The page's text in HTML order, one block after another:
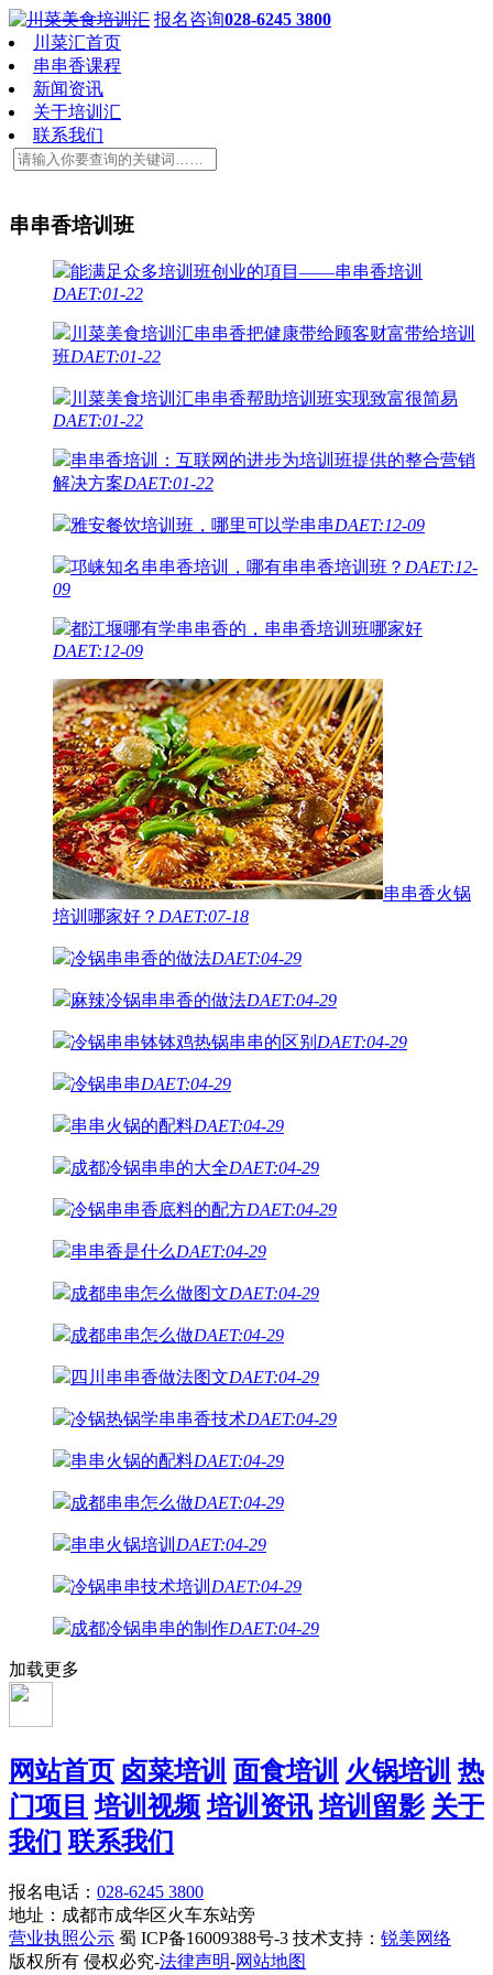
报名咨询028-6245 3800
川菜汇首页
串串香课程
新闻资讯
关于培训汇
联系我们
串串香培训班
能满足众多培训班创业的項目——串串香培训
DAET:01-22
川菜美食培训汇串串香把健康带给顾客财富带给培训
班DAET:01-22
川菜美食培训汇串串香帮助培训班实现致富很简易
DAET:01-22
串串香培训：互联网的进步为培训班提供的整合营销
解决方案DAET:01-22
雅安餐饮培训班，哪里可以学串串DAET:12-09
邛崃知名串串香培训，哪有串串香培训班？ DAET:12-
09
都江堰哪有学串串香的，串串香培训班哪家好
DAET:12-09
串串香火锅
培训哪家好？ DAET:07-18
冷锅串串香的做法DAET:04-29
麻辣冷锅串串香的做法DAET:04-29
冷锅串串钵钵鸡热锅串串的区别 DAET:04-29
冷锅串串DAET:04-29
串串火锅的配料DAET:04-29
成都冷锅串串的大全DAET:04-29
冷锅串串香底料的配方DAET:04-29
串串香是什么DAET:04-29
成都串串怎么做图文DAET:04-29
成都串串怎么做DAET:04-29
四川串串香做法图文DAET:04-29
冷锅热锅学串串香技术DAET:04-29
串串火锅的配料DAET:04-29
成都串串怎么做DAET:04-29
串串火锅培训 DAET:04-29
冷锅串串技术培训 DAET:04-29
成都冷锅串串的制作DAET:04-29
加载更多
网站首页 卤菜培训 面食培训 火锅培训 热
门项目 培训视频 培训资讯 培训留影 关于
我们 联系我们
报名电话： 028-6245 3800
地址：成都市成华区火车东站旁
营业执照公示 蜀 ICP备16009388号-3 技术支持： 锐美网络
版权所有 侵权必究-法律声明-网站地图